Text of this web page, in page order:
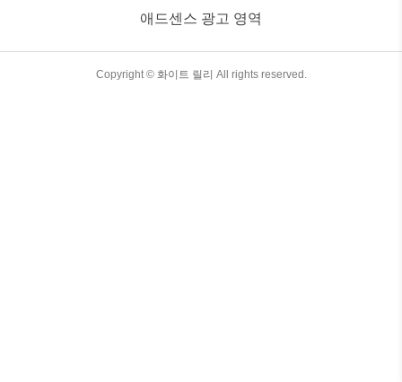
------------------ ▣재벌집 막내아들 12회 : 줄
회장은 이번 사건의 외부 충격으로 섬망 ..
애드센스 광고 영역
Copyright © 화이트 릴리 All rights reserved.
TistoryWhaleSkin3.4